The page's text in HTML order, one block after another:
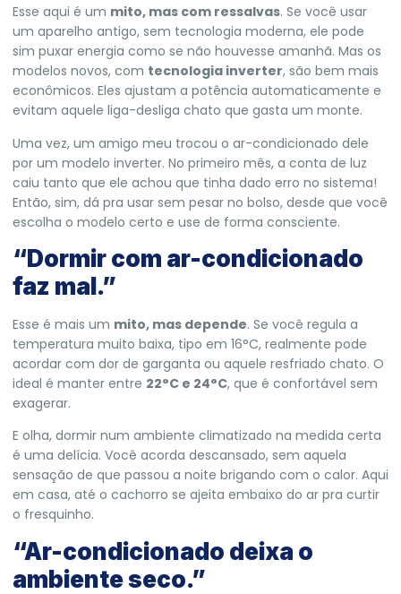
Esse aqui é um mito, mas com ressalvas. Se você usar
um aparelho antigo, sem tecnologia moderna, ele pode
sim puxar energia como se não houvesse amanhã. Mas os
modelos novos, com tecnologia inverter, são bem mais
econômicos. Eles ajustam a potência automaticamente e
evitam aquele liga-desliga chato que gasta um monte.
Uma vez, um amigo meu trocou o ar-condicionado dele
por um modelo inverter. No primeiro mês, a conta de luz
caiu tanto que ele achou que tinha dado erro no sistema!
Então, sim, dá pra usar sem pesar no bolso, desde que você
escolha o modelo certo e use de forma consciente.
“Dormir com ar-condicionado
faz mal.”
Esse é mais um mito, mas depende. Se você regula a
temperatura muito baixa, tipo em 16°C, realmente pode
acordar com dor de garganta ou aquele resfriado chato. O
ideal é manter entre 22°C e 24°C, que é confortável sem
exagerar.
E olha, dormir num ambiente climatizado na medida certa
é uma delícia. Você acorda descansado, sem aquela
sensação de que passou a noite brigando com o calor. Aqui
em casa, até o cachorro se ajeita embaixo do ar pra curtir
o fresquinho.
“Ar-condicionado deixa o
ambiente seco.”